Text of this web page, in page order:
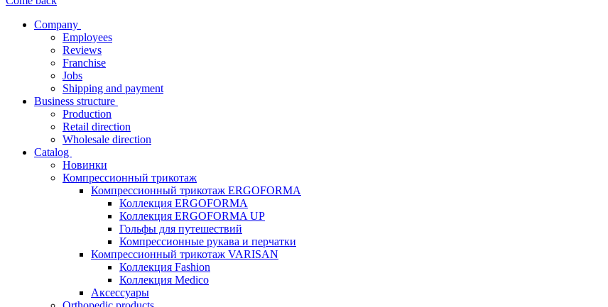
Company
Employees
Reviews
Franchise
Jobs
Shipping and payment
Business structure
Production
Retail direction
Wholesale direction
Catalog
Новинки
Компрессионный трикотаж
Компрессионный трикотаж ERGOFORMA
Коллекция ERGOFORMA
Коллекция ERGOFORMA UP
Гольфы для путешествий
Компрессионные рукава и перчатки
Компрессионный трикотаж VARISAN
Коллекция Fashion
Коллекция Medico
Аксессуары